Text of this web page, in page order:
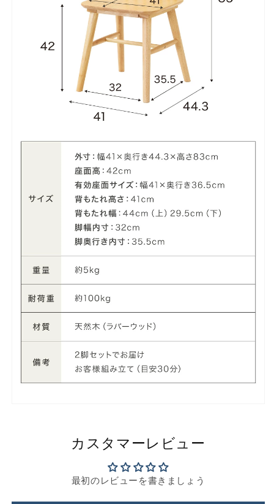
カスタマーレビュー
最初のレビューを書きましょう